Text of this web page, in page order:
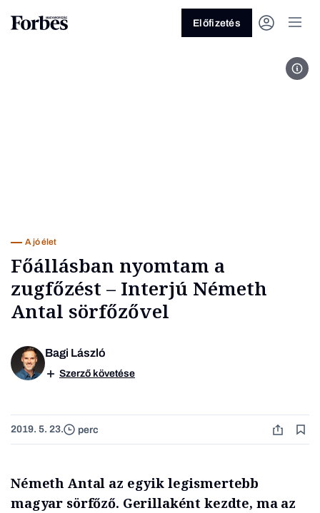
Előfizetés
A jó élet
Főállásban nyomtam a
zugfőzést – Interjú Németh
Antal sörfőzővel
Bagi László
Szerző követése
2019. 5. 23. perc
Németh Antal az egyik legismertebb
magyar sörfőző. Gerillaként kezdte, ma az